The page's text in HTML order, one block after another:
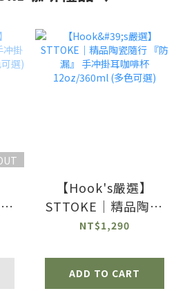
【Hook's嚴選】
STTOKE｜精品陶瓷
隨行 『防漏』 手冲掛
12oz/360ml (多色可
選)
NT$1,290
ADD TO CART